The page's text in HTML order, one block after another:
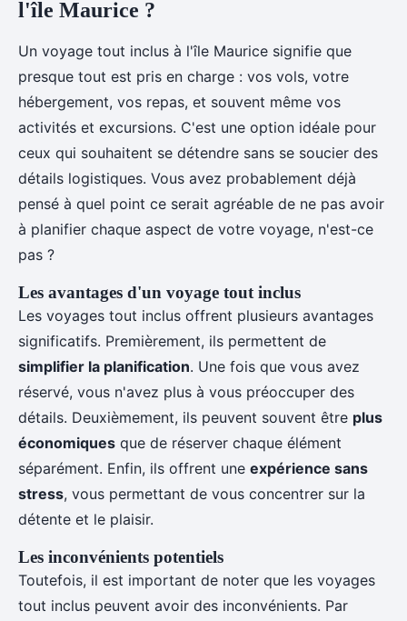
l'île Maurice ?
Un voyage tout inclus à l'île Maurice signifie que
presque tout est pris en charge : vos vols, votre
hébergement, vos repas, et souvent même vos
activités et excursions. C'est une option idéale pour
ceux qui souhaitent se détendre sans se soucier des
détails logistiques. Vous avez probablement déjà
pensé à quel point ce serait agréable de ne pas avoir
à planifier chaque aspect de votre voyage, n'est-ce
pas ?
Les avantages d'un voyage tout inclus
Les voyages tout inclus offrent plusieurs avantages
significatifs. Premièrement, ils permettent de
simplifier la planification. Une fois que vous avez
réservé, vous n'avez plus à vous préoccuper des
détails. Deuxièmement, ils peuvent souvent être plus
économiques que de réserver chaque élément
séparément. Enfin, ils offrent une expérience sans
stress, vous permettant de vous concentrer sur la
détente et le plaisir.
Les inconvénients potentiels
Toutefois, il est important de noter que les voyages
tout inclus peuvent avoir des inconvénients. Par